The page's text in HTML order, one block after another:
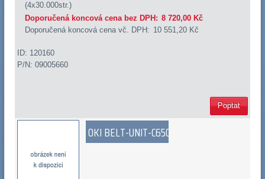
(4x30.000str.)
Doporučená koncová cena bez DPH: 8 720,00 Kč
Doporučená koncová cena vč. DPH: 10 551,20 Kč
ID: 120160
P/N: 09005660
Poptat
OKI BELT-UNIT-C650